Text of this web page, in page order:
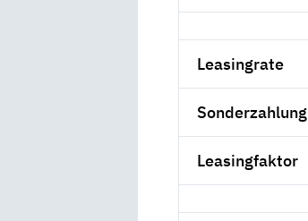
Leasingrate
Sonderzahlung
Leasingfaktor